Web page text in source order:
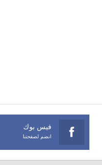
فيس بوك
انضم لصفحتنا